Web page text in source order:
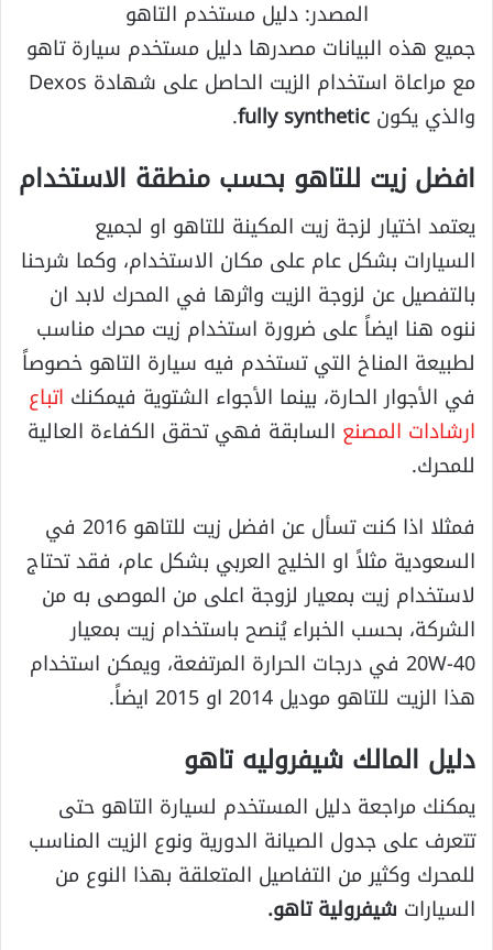
المصدر: دليل مستخدم التاهو
جميع هذه البيانات مصدرها دليل مستخدم سيارة تاهو
مع مراعاة استخدام الزيت الحاصل على شهادة Dexos
والذي يكون fully synthetic
.
افضل زيت للتاهو بحسب منطقة الاستخدام
يعتمد اختيار لزجة زيت المكينة للتاهو او لجميع
السيارات بشكل عام على مكان الاستخدام، وكما شرحنا
بالتفصيل عن لزوجة الزيت واثرها في المحرك لابد ان
ننوه هنا ايضاً على ضرورة استخدام زيت محرك مناسب
لطبيعة المناخ التي تستخدم فيه سيارة التاهو خصوصاً
في الأجوار الحارة، بينما الأجواء الشتوية فيمكنك اتباع
ارشادات المصنع السابقة فهي تحقق الكفاءة العالية
للمحرك.
فمثلا اذا كنت تسأل عن افضل زيت للتاهو 2016 في
السعودية مثلاً او الخليج العربي بشكل عام، فقد تحتاج
لاستخدام زيت بمعيار لزوجة اعلى من الموصى به من
الشركة، بحسب الخبراء يُنصح باستخدام زيت بمعيار
20W-40 في درجات الحرارة المرتفعة، ويمكن استخدام
هذا الزيت للتاهو موديل 2014 او 2015 ايضاً.
دليل المالك شيفروليه تاهو
يمكنك مراجعة دليل المستخدم لسيارة التاهو حتى
تتعرف على جدول الصيانة الدورية ونوع الزيت المناسب
للمحرك وكثير من التفاصيل المتعلقة بهذا النوع من
السيارات شيفرولية تاهو.